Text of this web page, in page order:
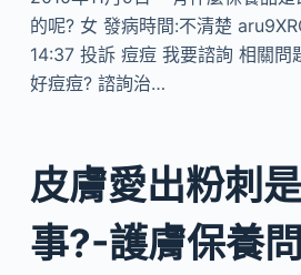
的呢? 女 發病時間:不清楚
14:37 投訴 痘痘 我要諮詢 相關問
好痘痘? 諮詢治…
皮膚愛出粉刺
事?-護膚保養